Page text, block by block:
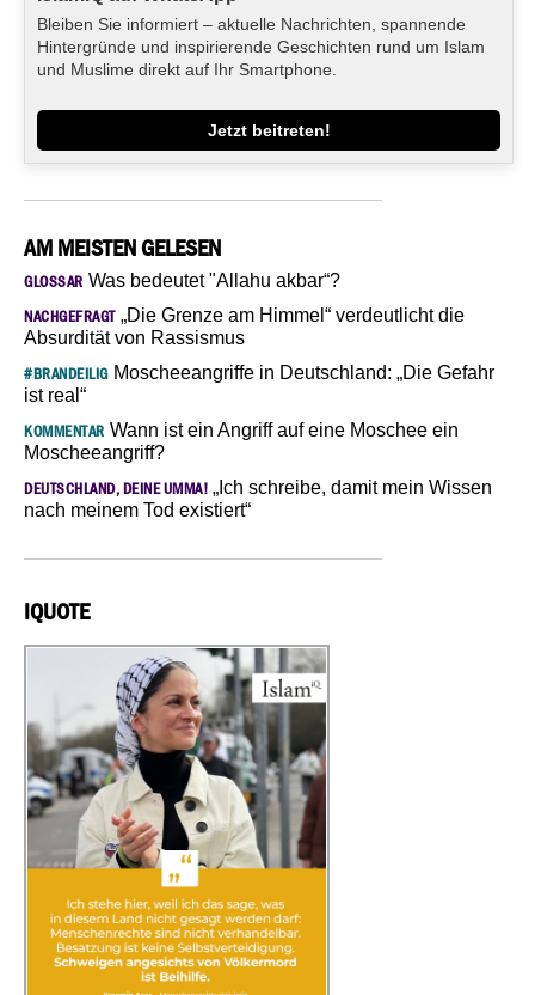
Bleiben Sie informiert – aktuelle Nachrichten, spannende
Hintergründe und inspirierende Geschichten rund um Islam
und Muslime direkt auf Ihr Smartphone.
Jetzt beitreten!
AM MEISTEN GELESEN
GLOSSAR Was bedeutet "Allahu akbar“?
NACHGEFRAGT„Die Grenze am Himmel“ verdeutlicht die
Absurdität von Rassismus
#BRANDEILIGMoscheeangriffe in Deutschland: „Die Gefahr
ist real“
KOMMENTAR Wann ist ein Angriff auf eine Moschee ein
Moscheeangriff?
DEUTSCHLAND, DEINE UMMA! „Ich schreibe, damit mein Wissen
nach meinem Tod existiert“
IQUOTE